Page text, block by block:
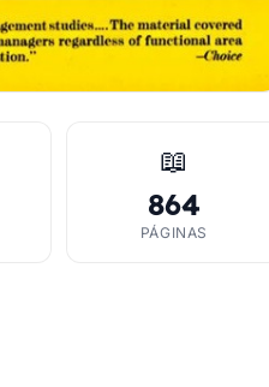
📖
864
PÁGINAS